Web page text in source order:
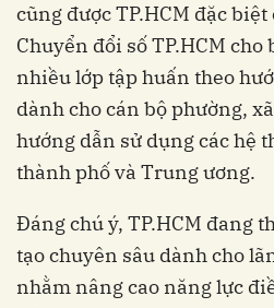
cũng được TP.HCM đặc
Chuyển đổi số TP.HCM
nhiều lớp tập huấn theo
dành cho cán bộ phường,
hướng dẫn sử dụng các hệ
thành phố và Trung ương.
Đáng chú ý, TP.HCM đang
tạo chuyên sâu dành cho
nhằm nâng cao năng lực